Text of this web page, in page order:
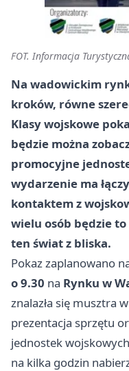
FOT. Informacja
Na wadowickim
kroków, równe
Klasy wojskowe
będzie można
promocyjne
wydarzenie ma
kontaktem z
wielu osób będzie
ten świat z bliska.
Pokaz zaplanowano
o 9.30 na Rynku w
znalazła się musztra
prezentacja sprzętu
jednostek
na kilka godzin